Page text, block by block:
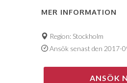
MER INFORMATION
Region: Stockholm
Ansök senast den 2017-
ANSÖK